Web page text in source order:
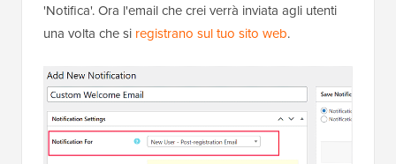
'Notifica'. Ora l'email che crei verrà inviata agli utenti
una volta che si registrano sul tuo sito web.